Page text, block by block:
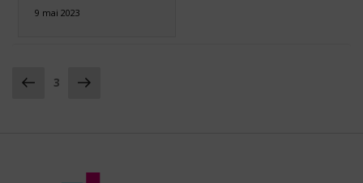
9 mai 2023
3